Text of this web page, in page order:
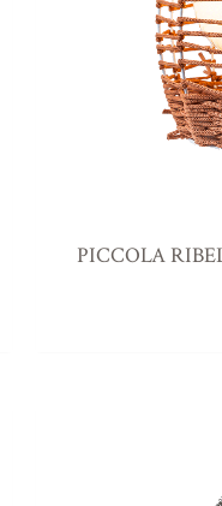
PICCOLA